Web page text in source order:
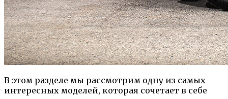
В этом разделе мы рассмотрим одну из самых
интересных моделей, которая сочетает в себе